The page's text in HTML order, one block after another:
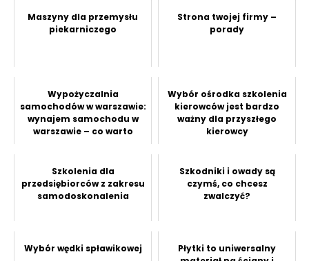
Maszyny dla przemysłu
piekarniczego
Strona twojej firmy –
porady
Wypożyczalnia
samochodów w warszawie:
wynajem samochodu w
warszawie – co warto
Wybór ośrodka szkolenia
kierowców jest bardzo
ważny dla przyszłego
kierowcy
Szkolenia dla
przedsiębiorców z zakresu
samodoskonalenia
Szkodniki i owady są
czymś, co chcesz
zwalczyć?
Wybór wędki spławikowej
Płytki to uniwersalny